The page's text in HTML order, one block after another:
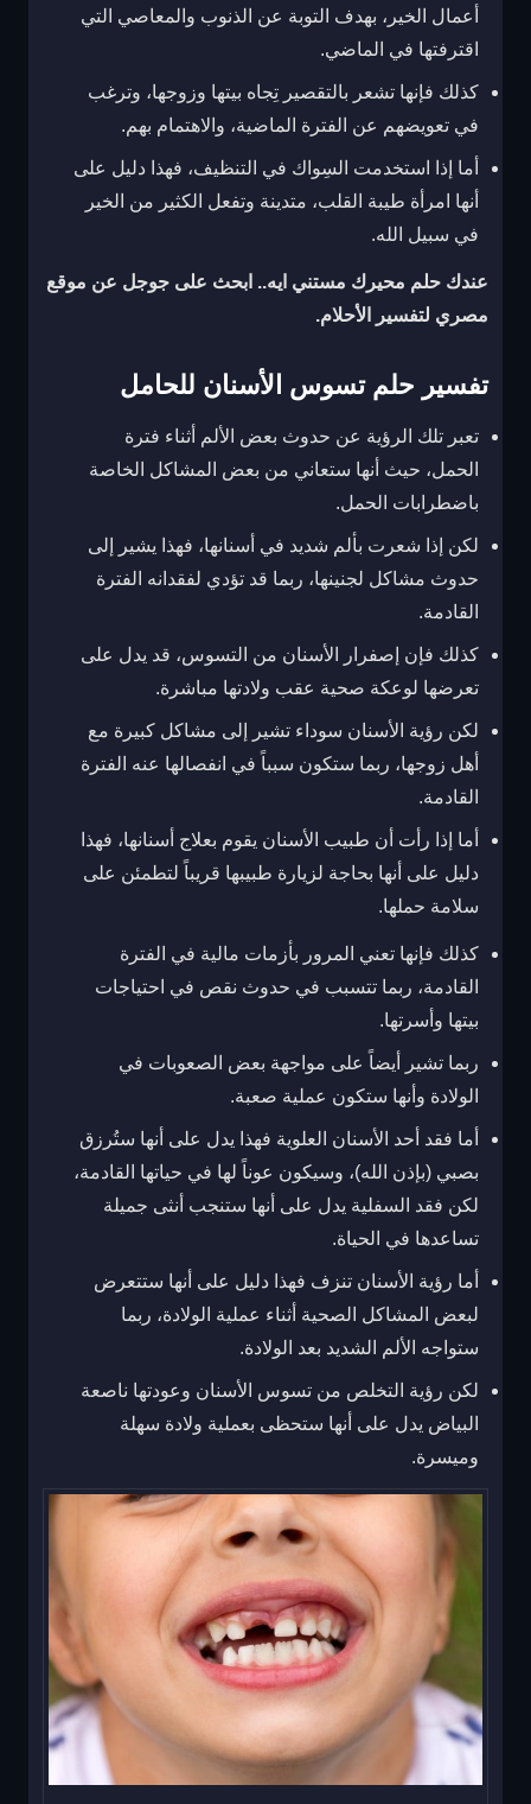
أعمال الخير، بهدف التوبة عن الذنوب والمعاصي التي
اقترفتها في الماضي.
كذلك فإنها تشعر بالتقصير تِجاه بيتها وزوجها، وترغب
في تعويضهم عن الفترة الماضية، والاهتمام بهم.
أما إذا استخدمت السِواك في التنظيف، فهذا دليل على
أنها امرأة طيبة القلب، متدينة وتفعل الكثير من الخير
في سبيل الله.
عندك حلم محيرك مستني ايه.. ابحث على جوجل عن موقع
مصري لتفسير الأحلام.
تفسير حلم تسوس الأسنان للحامل
تعبر تلك الرؤية عن حدوث بعض الألم أثناء فترة
الحمل، حيث أنها ستعاني من بعض المشاكل الخاصة
باضطرابات الحمل.
لكن إذا شعرت بألم شديد في أسنانها، فهذا يشير إلى
حدوث مشاكل لجنينها، ربما قد تؤدي لفقدانه الفترة
القادمة.
كذلك فإن إصفرار الأسنان من التسوس، قد يدل على
تعرضها لوعكة صحية عقب ولادتها مباشرة.
لكن رؤية الأسنان سوداء تشير إلى مشاكل كبيرة مع
أهل زوجها، ربما ستكون سبباً في انفصالها عنه الفترة
القادمة.
أما إذا رأت أن طبيب الأسنان يقوم بعلاج أسنانها، فهذا
دليل على أنها بحاجة لزيارة طبيبها قريباً لتطمئن على
سلامة حملها.
كذلك فإنها تعني المرور بأزمات مالية في الفترة
القادمة، ربما تتسبب في حدوث نقص في احتياجات
بيتها وأسرتها.
ربما تشير أيضاً على مواجهة بعض الصعوبات في
الولادة وأنها ستكون عملية صعبة.
أما فقد أحد الأسنان العلوية فهذا يدل على أنها ستُرزق
بصبي (بإذن الله)، وسيكون عوناً لها في حياتها القادمة،
لكن فقد السفلية يدل على أنها ستنجب أنثى جميلة
تساعدها في الحياة.
أما رؤية الأسنان تنزف فهذا دليل على أنها ستتعرض
لبعض المشاكل الصحية أثناء عملية الولادة، ربما
ستواجه الألم الشديد بعد الولادة.
لكن رؤية التخلص من تسوس الأسنان وعودتها ناصعة
البياض يدل على أنها ستحظى بعملية ولادة سهلة
وميسرة.